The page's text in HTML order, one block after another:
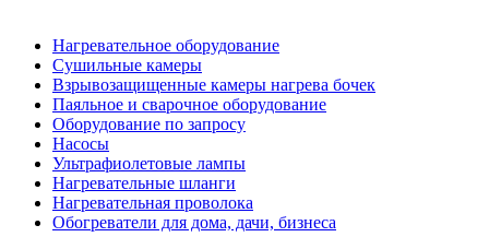
Нагревательное оборудование
Сушильные камеры
Взрывозащищенные камеры нагрева бочек
Паяльное и сварочное оборудование
Оборудование по запросу
Насосы
Ультрафиолетовые лампы
Нагревательные шланги
Нагревательная проволока
Обогреватели для дома, дачи, бизнеса